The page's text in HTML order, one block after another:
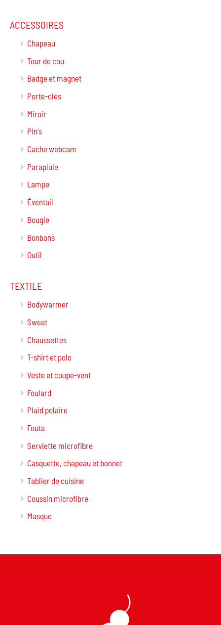
ACCESSOIRES
Chapeau
Tour de cou
Badge et magnet
Porte-clés
Miroir
Pin's
Cache webcam
Parapluie
Lampe
Éventail
Bougie
Bonbons
Outil
TEXTILE
Bodywarmer
Sweat
Chaussettes
T-shirt et polo
Veste et coupe-vent
Foulard
Plaid polaire
Fouta
Serviette microfibre
Casquette, chapeau et bonnet
Tablier de cuisine
Coussin microfibre
Masque